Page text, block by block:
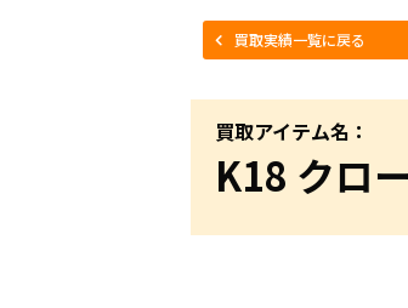
買取実績一覧に戻る
買取アイテム名：
K18 クロ